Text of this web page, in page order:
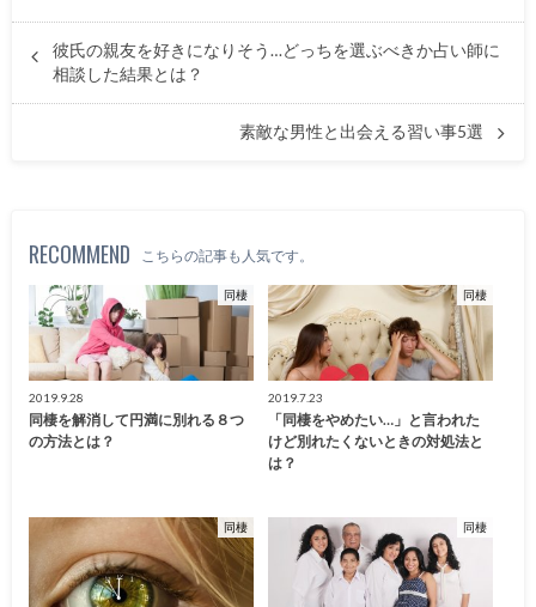
彼氏の親友を好きになりそう…どっちを選ぶべきか占い師に
相談した結果とは？
素敵な男性と出会える習い事5選
RECOMMEND こちらの記事も人気です。
同棲
2019.9.28
同棲を解消して円満に別れる８つ
の方法とは？
同棲
2019.7.23
「同棲をやめたい…」と言われた
けど別れたくないときの対処法と
は？
同棲 同棲